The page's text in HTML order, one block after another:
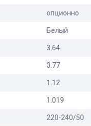
опционно
Белый
3.64
3.77
1.12
1.019
220-240/50